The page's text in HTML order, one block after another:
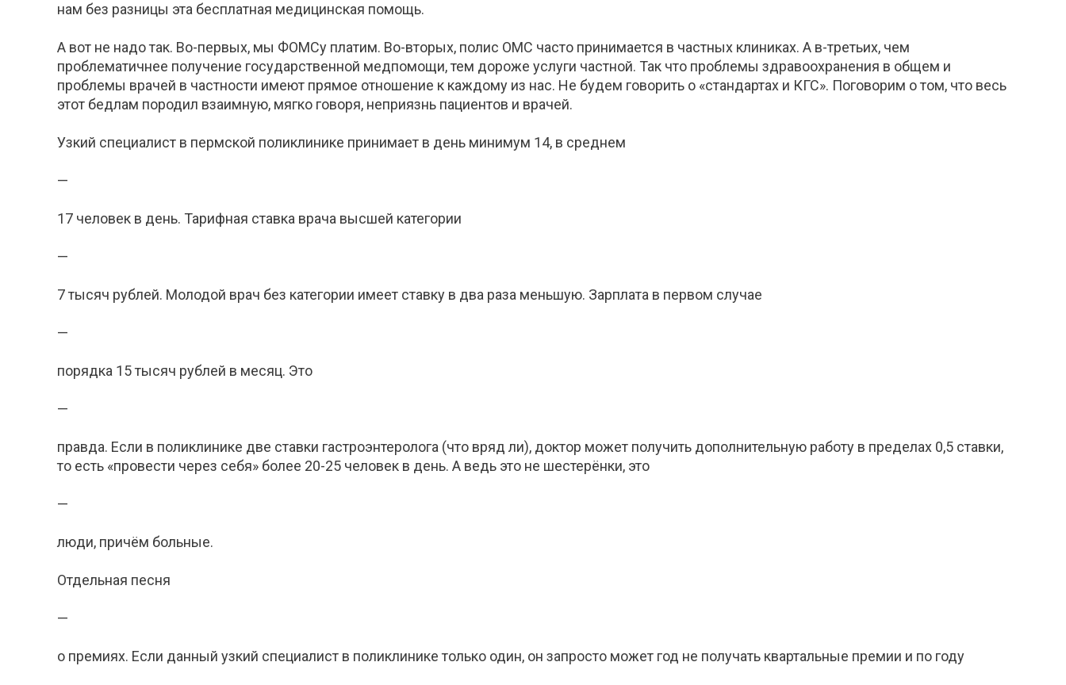
нам без разницы эта бесплатная медицинская помощь.
А вот не надо так. Во-первых, мы ФОМСу платим. Во-вторых, полис ОМС часто принимается в частных клиниках. А в-третьих, чем
проблематичнее получение государственной медпомощи, тем дороже услуги частной. Так что проблемы здравоохранения в общем и
проблемы врачей в частности имеют прямое отношение к каждому из нас. Не будем говорить о «стандартах и КГС». Поговорим о том, что весь
этот бедлам породил взаимную, мягко говоря, неприязнь пациентов и врачей.
Узкий специалист в пермской поликлинике принимает в день минимум 14, в среднем
—
17 человек в день. Тарифная ставка врача высшей категории
—
7 тысяч рублей. Молодой врач без категории имеет ставку в два раза меньшую. Зарплата в первом случае
—
порядка 15 тысяч рублей в месяц. Это
—
правда. Если в поликлинике две ставки гастроэнтеролога (что вряд ли), доктор может получить дополнительную работу в пределах 0,5 ставки,
то есть «провести через себя» более 20-25 человек в день. А ведь это не шестерёнки, это
—
люди, причём больные.
Отдельная песня
—
о премиях. Если данный узкий специалист в поликлинике только один, он запросто может год не получать квартальные премии и по году